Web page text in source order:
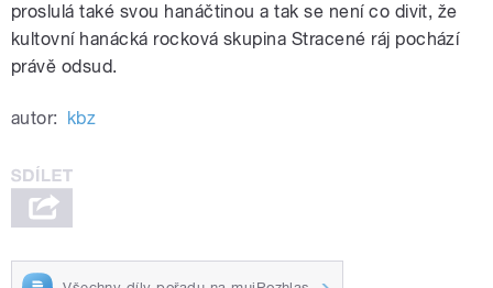
proslulá také svou hanáčtinou a tak se není co divit, že
kultovní hanácká rocková skupina Stracené ráj pochází
právě odsud.
autor: kbz